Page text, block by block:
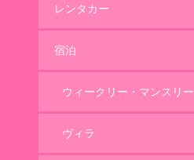
レンタカー
宿泊
ウィークリー・マンスリー
ヴィラ